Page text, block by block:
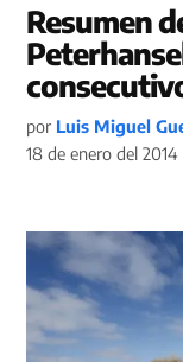
Resumen
por Luis Miguel
18 de enero del